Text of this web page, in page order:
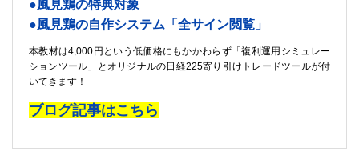
●風見鶏の特典対象
●風見鶏の自作システム「全サイン閲覧」
本教材は4,000円という低価格にもかかわらず「複利運用シミュレー
ションツール」とオリジナルの日経225寄り引けトレードツールが付
いてきます！
ブログ記事はこちら